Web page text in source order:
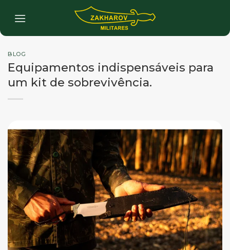
content
BLOG
Equipamentos indispensáveis para
um kit de sobrevivência.